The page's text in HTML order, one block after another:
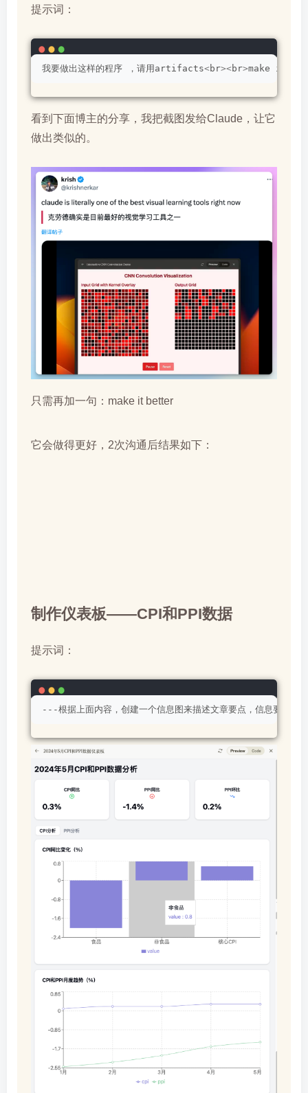
提示词：
我要做出这样的程序 ，请用artifacts<br><br>make it
看到下面博主的分享，我把截图发给Claude，让它
做出类似的。
只需再加一句：make it better
它会做得更好，2次沟通后结果如下：
制作仪表板——CPI和PPI数据
提示词：
---根据上面内容，创建一个信息图来描述文章要点，信息要丰富